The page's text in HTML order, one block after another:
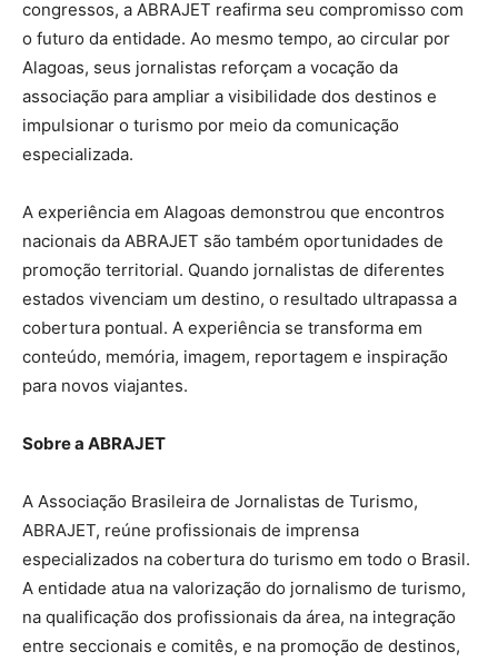
congressos, a ABRAJET reafirma seu compromisso com
o futuro da entidade. Ao mesmo tempo, ao circular por
Alagoas, seus jornalistas reforçam a vocação da
associação para ampliar a visibilidade dos destinos e
impulsionar o turismo por meio da comunicação
especializada.
A experiência em Alagoas demonstrou que encontros
nacionais da ABRAJET são também oportunidades de
promoção territorial. Quando jornalistas de diferentes
estados vivenciam um destino, o resultado ultrapassa a
cobertura pontual. A experiência se transforma em
conteúdo, memória, imagem, reportagem e inspiração
para novos viajantes.
Sobre a ABRAJET
A Associação Brasileira de Jornalistas de Turismo,
ABRAJET, reúne profissionais de imprensa
especializados na cobertura do turismo em todo o Brasil.
A entidade atua na valorização do jornalismo de turismo,
na qualificação dos profissionais da área, na integração
entre seccionais e comitês, e na promoção de destinos,